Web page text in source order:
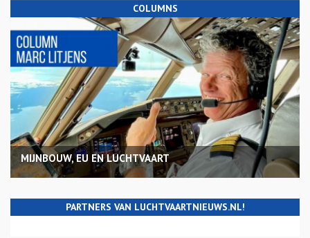
COLUMNS
MIJNBOUW, EU EN LUCHTVAART
PARTNERS VAN LUCHTVAARTNIEUWS.NL!